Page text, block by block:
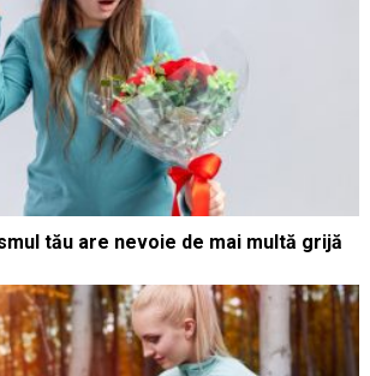
tău are nevoie de mai multă grijă